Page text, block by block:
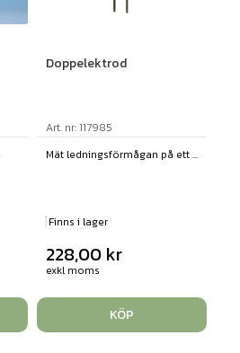
Doppelektrod
Art. nr: 117985
Mät ledningsförmågan på ett ...
Finns i lager
228,00 kr
exkl moms
KÖP